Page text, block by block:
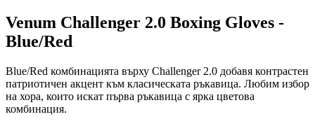
Venum Challenger 2.0 Boxing Gloves -
Blue/Red
Blue/Red комбинацията върху Challenger 2.0 добавя контрастен
патриотичен акцент към класическата ръкавица. Любим избор
на хора, които искат първа ръкавица с ярка цветова
комбинация.